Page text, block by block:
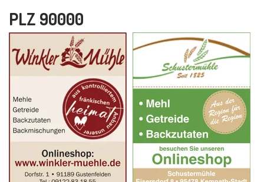
PLZ 90000